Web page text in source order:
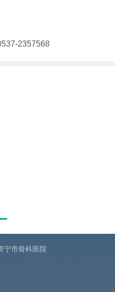
2357568
宁市骨科医院